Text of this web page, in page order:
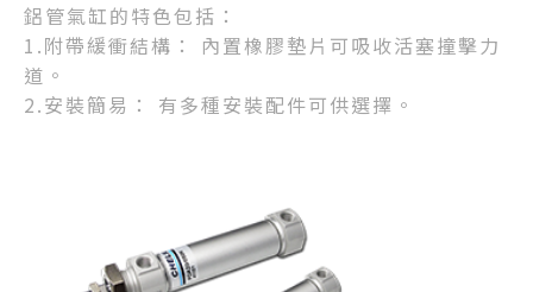
鋁管氣缸的特色包括：
1.附帶緩衝結構： 內置橡膠墊片可吸收活塞撞擊力
道。
2.安裝簡易： 有多種安裝配件可供選擇。